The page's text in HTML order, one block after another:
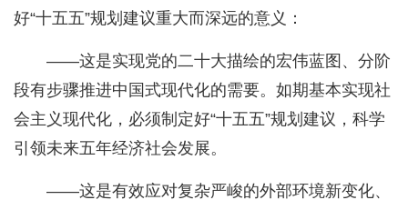
好“十五五”规划建议重大而深远的意义：
——这是实现党的二十大描绘的宏伟蓝图、分阶
段有步骤推进中国式现代化的需要。如期基本实现社
会主义现代化，必须制定好“十五五”规划建议，科学
引领未来五年经济社会发展。
——这是有效应对复杂严峻的外部环境新变化、